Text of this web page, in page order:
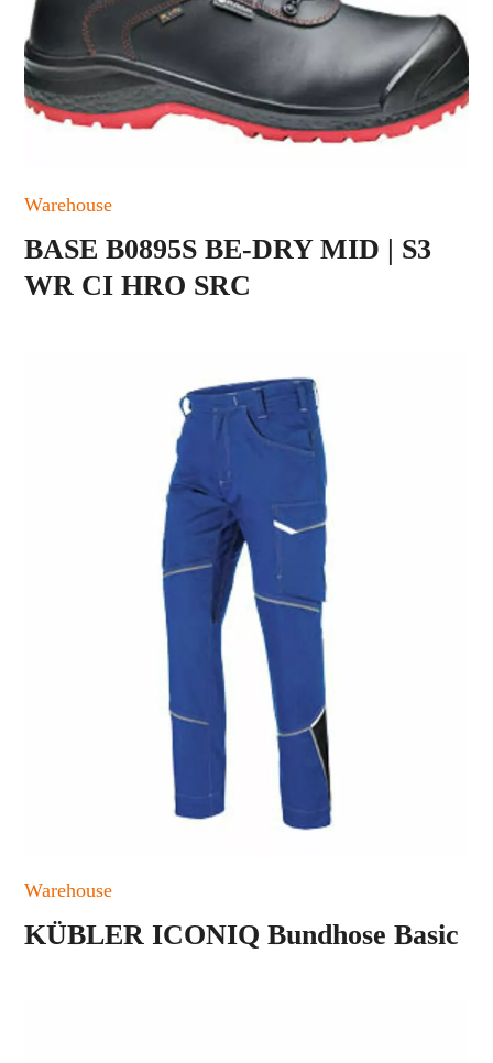
Warehouse
BASE B0895S BE-DRY MID | S3
WR CI HRO SRC
Warehouse
KÜBLER ICONIQ Bundhose Basic